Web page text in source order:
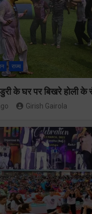
राज्य
के घर पर बिखरे होली के
Girish Gairola